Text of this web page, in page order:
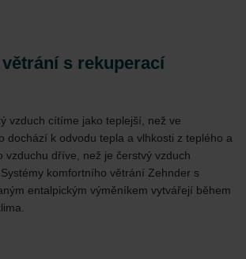
s rekuperací
vzduch cítíme jako teplejší, než ve
dochází k odvodu tepla a vlhkosti z teplého a
vzduchu dříve, než je čerstvý vzduch
komfortního větrání Zehnder s
entalpickým výměníkem vytvářejí během